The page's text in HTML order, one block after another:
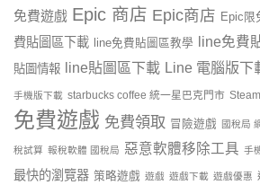
免費遊戲 Epic 商店 Epic商店 Epic限
費貼圖區下載
line免費貼圖區教學 line免費
貼圖情報
line貼圖區下載 Line 電腦版下
手機版下載 starbucks coffee 統一星巴克門市
免費遊戲 免費領取 冒險遊戲 國稅局
稅試算 報稅軟體 國稅局 惡意軟體移除工具 手
最快的瀏覽器 策略遊戲 遊戲 遊戲下載 遊戲優惠